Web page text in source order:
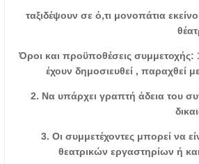
ταξιδέψουν σε ό,τι μονοπάτια
Όροι και προϋποθέσεις
έχουν δημοσιευθεί , παραχθεί
2. Να υπάρχει γραπτή άδεια του
3. Οι συμμετέχοντες μπορεί να
θεατρικών εργαστηρίων ή